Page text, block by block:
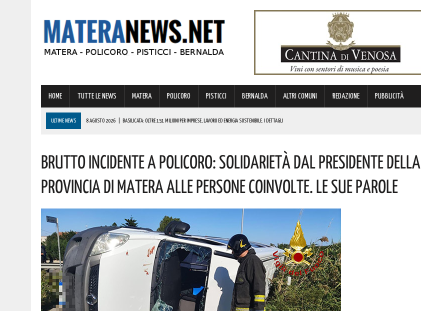
HOME TUTTE LE NEWS MATERA POLICORO PISTICCI BERNALDA ALTRI COMUNI REDAZIONE PUBBLICITÀ
ULTIME NEWS 8 AGOSTO 2026 BASILICATA: OLTRE 151 MILIONI PER IMPRESE, LAVORO ED ENERGIA SOSTENIBILE. I DETTAGLI
BASILICATA: CLEMENTINO PRONTO A PORTARE SUL PALCO L’ENERGIA DI “GRANDE ANIMA”. IL CONCERTO AD INGRESSO GRATUITO
8 AGOSTO 2026 | NOMINA AGENZIA SPAZIALE: COSPITO, ORIGINARIO DI POLICORO, È IL NUOVO COMMISSARIO. LE PAROLE DI BARDI
8 AGOSTO 2026 | BASILICATA: GRAVISSIMA AGGRESSIONE IN QUESTO CARCERE! LA DENUNCIA
Brutto Incidente A Policoro: Solidarietà Dal Presidente Della
Provincia Di Matera Alle Persone Coinvolte. Le Sue Parole